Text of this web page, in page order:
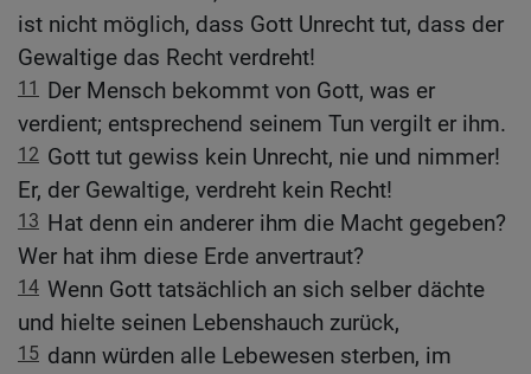
ist nicht möglich, dass Gott Unrecht tut, dass der
Gewaltige das Recht verdreht!
11
Der Mensch bekommt von Gott, was er
verdient; entsprechend seinem Tun vergilt er ihm.
12 Gott tut gewiss kein Unrecht, nie und nimmer!
Er, der Gewaltige, verdreht kein Recht!
13 Hat denn ein anderer ihm die Macht gegeben?
Wer hat ihm diese Erde anvertraut?
14 Wenn Gott tatsächlich an sich selber dächte
und hielte seinen Lebenshauch zurück,
15 dann würden alle Lebewesen sterben, im